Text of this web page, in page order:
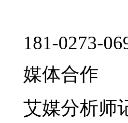
181-0273-
媒体合作
艾媒分析师